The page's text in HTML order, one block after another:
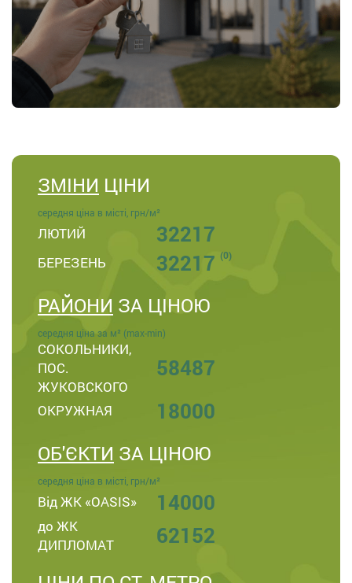
ЗМІНИ ЦІНИ
середня ціна в місті, грн/м²
ЛЮТИЙ 32217
БЕРЕЗЕНЬ 32217 (0)
РАЙОНИ ЗА ЦІНОЮ
середня ціна за м² (max-min)
СОКОЛЬНИКИ,
ПОС.
ЖУКОВСКОГО
58487
ОКРУЖНАЯ 18000
ОБ'ЄКТИ ЗА ЦІНОЮ
середня ціна в місті, грн/м²
Від ЖК «OASIS» 14000
до ЖК
ДИПЛОМАТ
62152